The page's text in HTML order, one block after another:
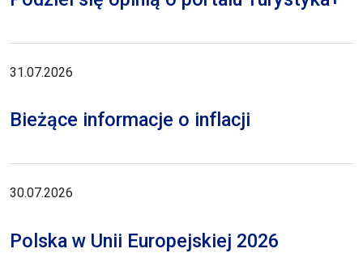
31.07.2026
Bieżące informacje o inflacji
30.07.2026
Polska w Unii Europejskiej 2026